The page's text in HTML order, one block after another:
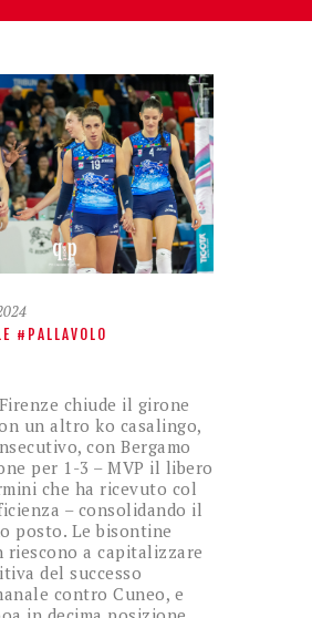
PALLAVOLO
chiude il girone
un altro ko casalingo,
con Bergamo
per 1-3 – MVP il libero
che ha ricevuto col
– consolidando il
posto. Le bisontine
riescono a capitalizzare
del successo
contro Cuneo, e